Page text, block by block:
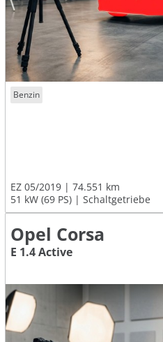
Benzin
EZ 05/2019
74.551 km
51 kW (69 PS)
Schaltgetriebe
Opel Corsa
E 1.4 Active